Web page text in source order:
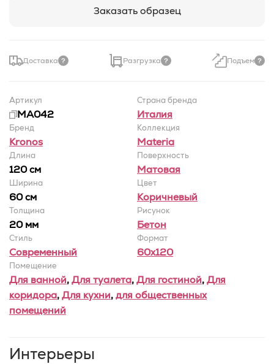
Заказать образец
Доставка Разгрузка Подъем
Артикул
MA042
Страна бренда
Италия
Бренд
Kronos
Коллекция
Materia
Длина
120 см
Поверхность
Матовая
Ширина
60 cм
Цвет
Коричневый
Толщина
20 мм
Рисунок
Бетон
Стиль
Современный
Формат
60x120
Помещение
Для ванной,Для туалета,Для гостиной,Для
коридора,Для кухни,для общественных
помещений
Интерьеры